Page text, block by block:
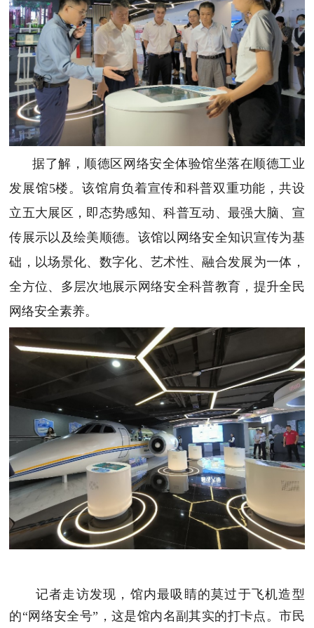
据了解，顺德区网络安全体验馆坐落在顺德工业
发展馆5楼。该馆肩负着宣传和科普双重功能，共设
立五大展区，即态势感知、科普互动、最强大脑、宣
传展示以及绘美顺德。该馆以网络安全知识宣传为基
础，以场景化、数字化、艺术性、融合发展为一体，
全方位、多层次地展示网络安全科普教育，提升全民
网络安全素养。
记者走访发现，馆内最吸睛的莫过于飞机造型
的“网络安全号”，这是馆内名副其实的打卡点。市民